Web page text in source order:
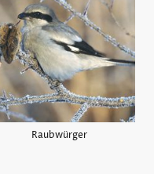
Raubwürger